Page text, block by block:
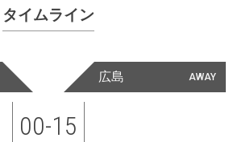
タイムライン
AWAY
広島
00-15